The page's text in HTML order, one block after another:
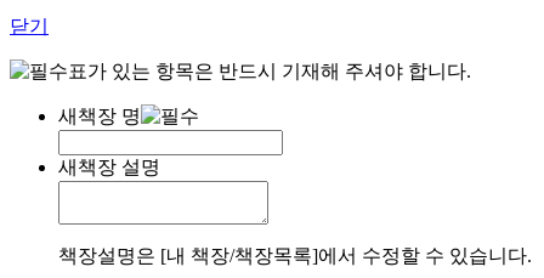
닫기
표가 있는 항목은 반드시 기재해 주셔야 합니다.
새책장 명
새책장 설명
책장설명은 [내 책장/책장목록]에서 수정할 수 있습니다.